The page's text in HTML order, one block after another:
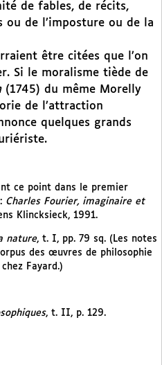
de fables, de récits,
ou de l’imposture ou de la
être citées que l’on
Si le moralisme tiède de
(1745) du même Morelly
de l’attraction
quelques grands
ce point dans le premier
Charles Fourier, imaginaire et
Klincksieck, 1991.
nature, t. I, pp. 79 sq. (Les notes
des œuvres de philosophie
Fayard.)
, t. II, p. 129.